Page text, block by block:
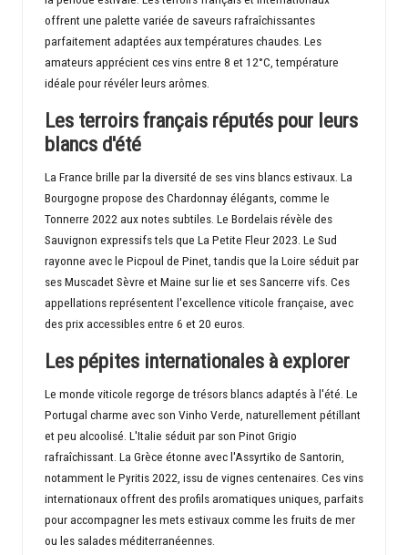
offrent une palette variée de saveurs rafraîchissantes
parfaitement adaptées aux températures chaudes. Les
amateurs apprécient ces vins entre 8 et 12°C, température
idéale pour révéler leurs arômes.
Les terroirs français réputés pour leurs
blancs d'été
La France brille par la diversité de ses vins blancs estivaux. La
Bourgogne propose des Chardonnay élégants, comme le
Tonnerre 2022 aux notes subtiles. Le Bordelais révèle des
Sauvignon expressifs tels que La Petite Fleur 2023. Le Sud
rayonne avec le Picpoul de Pinet, tandis que la Loire séduit par
ses Muscadet Sèvre et Maine sur lie et ses Sancerre vifs. Ces
appellations représentent l'excellence viticole française, avec
des prix accessibles entre 6 et 20 euros.
Les pépites internationales à explorer
Le monde viticole regorge de trésors blancs adaptés à l'été. Le
Portugal charme avec son Vinho Verde, naturellement pétillant
et peu alcoolisé. L'Italie séduit par son Pinot Grigio
rafraîchissant. La Grèce étonne avec l'Assyrtiko de Santorin,
notamment le Pyritis 2022, issu de vignes centenaires. Ces vins
internationaux offrent des profils aromatiques uniques, parfaits
pour accompagner les mets estivaux comme les fruits de mer
ou les salades méditerranéennes.